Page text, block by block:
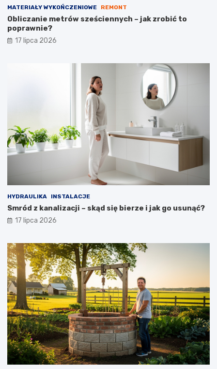
MATERIAŁY WYKOŃCZENIOWE REMONT
Obliczanie metrów sześciennych – jak zrobić to
poprawnie?
17 lipca 2026
HYDRAULIKA INSTALACJE
Smród z kanalizacji – skąd się bierze i jak go usunąć?
17 lipca 2026